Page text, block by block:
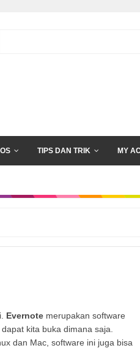
OS TIPS DAN TRIK MY
Evernote merupakan software
kita buka dimana saja.
dan Mac, software ini juga bisa